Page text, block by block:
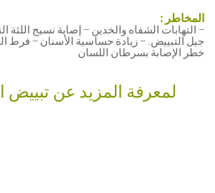
المخاطر :
− التهابات الشفاه والخدين − إصابة نسيج اللثة
جيل التبييض. − زيادة حساسية الأسنان − فرط
خطر الإصابة بسرطان اللسان
لمعرفة المزيد عن تبييض
تبييض
الأسنان
على
موقع
بالليزر على موقع
mynewsmile.com